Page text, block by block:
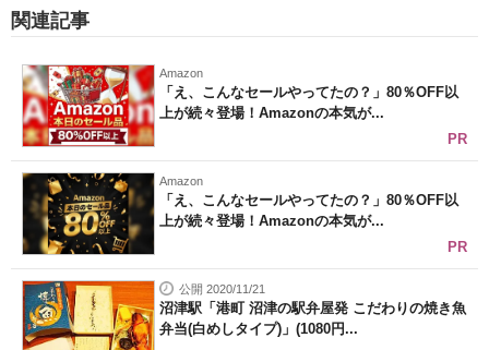
関連記事
Amazon
「え、こんなセールやってたの？」80％OFF以
上が続々登場！Amazonの本気が...
PR
Amazon
「え、こんなセールやってたの？」80％OFF以
上が続々登場！Amazonの本気が...
PR
公開 2020/11/21
沼津駅「港町 沼津の駅弁屋発 こだわりの焼き魚
弁当(白めしタイプ)」(1080円...